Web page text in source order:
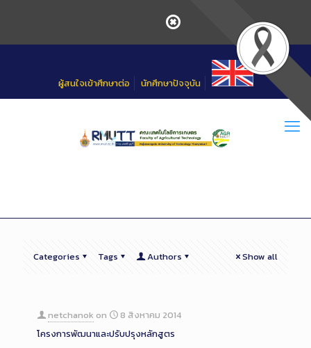
ผู้สนใจเข้าศึกษาต่อ นักศึกษาปัจจุบัน
Categories Tags Authors Show all
netchanok on
8 สิงหาคม 2014
โครงการพัฒนาและปรับปรุงหลักสูตร